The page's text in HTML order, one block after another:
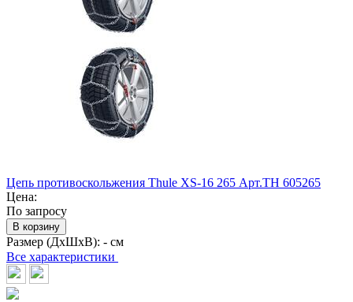
Цепь противоскольжения Thule XS-16 265 Арт.TH 605265
Цена:
По запросу
В корзину
Размер (ДхШхВ): - см
Все характеристики